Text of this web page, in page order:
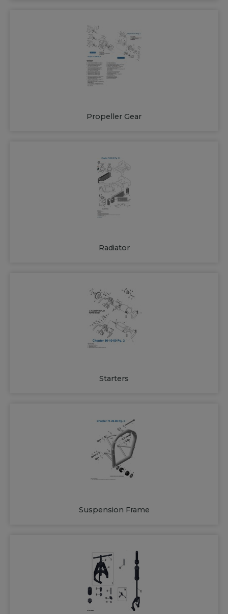
Propeller Gear
Radiator
Starters
Suspension Frame